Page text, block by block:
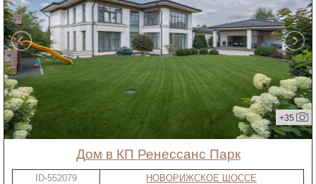
+35
дом в КП Ренессанс Парк
ID-552079
НОВОРИЖСКОЕ ШОССЕ